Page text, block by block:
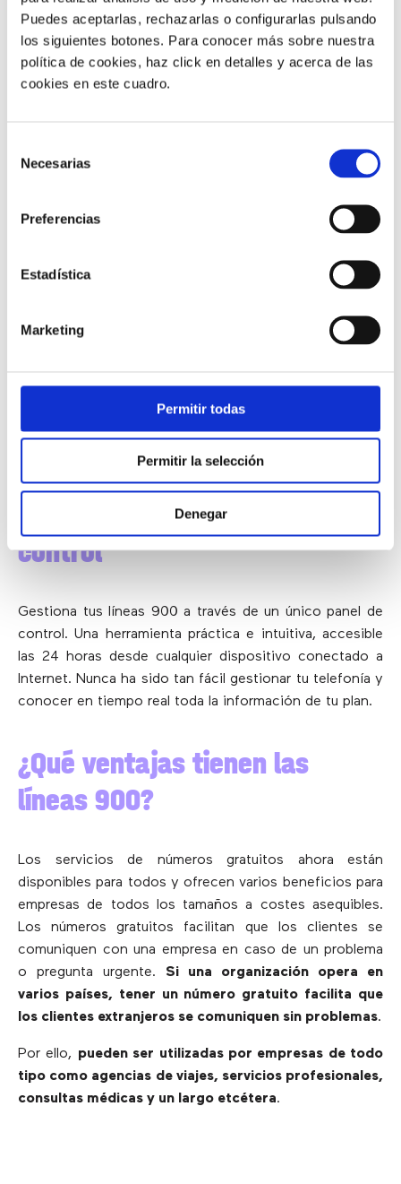
Puedes aceptarlas, rechazarlas o configurarlas pulsando
los siguientes botones. Para conocer más sobre nuestra
política de cookies, haz click en detalles y acerca de las
cookies en este cuadro.
Necesarias
Preferencias
Estadística
Marketing
Permitir todas
Permitir la selección
Denegar
2)Máxima accesibilidad en
todo el mundo
sede que prefieras y en el idioma del usuario. Ofrece el
servicio de una marca top, tanto a nivel nacional como
3)Mucho más que números de
líneas 900. Disfruta de decenas de funcionalidades
avanzadas de telefonía en cada número. Saca mucho
más partido a tus llamadas, añadiendo productividad y
Tu telefonía, siempre bajo
control
Gestiona tus líneas 900 a través de un único panel de
control. Una herramienta práctica e intuitiva, accesible
las 24 horas desde cualquier dispositivo conectado a
Internet. Nunca ha sido tan fácil gestionar tu telefonía y
conocer en tiempo real toda la información de tu plan.
¿Qué ventajas tienen las
líneas 900?
Los servicios de números gratuitos ahora están
disponibles para todos y ofrecen varios beneficios para
empresas de todos los tamaños a costes asequibles.
Los números gratuitos facilitan que los clientes se
comuniquen con una empresa en caso de un problema
o pregunta urgente. Si una organización opera en
varios países, tener un número gratuito facilita que
los clientes extranjeros se comuniquen sin problemas.
Por ello, pueden ser utilizadas por empresas de todo
tipo como agencias de viajes, servicios profesionales,
consultas médicas y un largo etcétera.